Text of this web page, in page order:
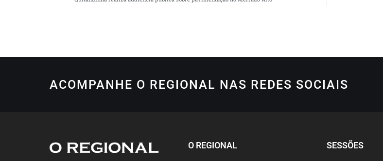
ACOMPANHE O REGIONAL NAS REDES SOCIAIS
O REGIONAL SESSÕES